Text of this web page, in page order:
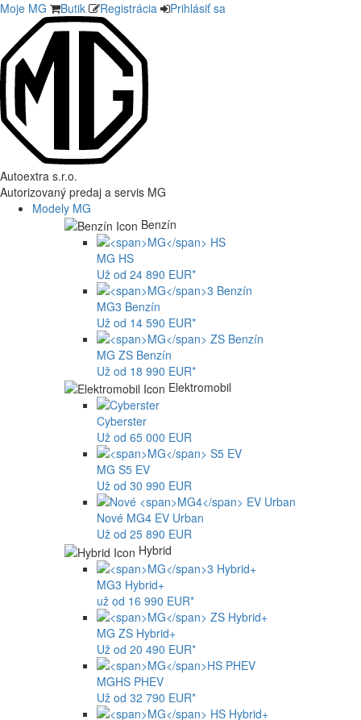
Moje MG Butik Registrácia Prihlásiť sa
Autoextra s.r.o.
Autorizovaný predaj a servis MG
Modely MG
Benzín
MG HS
Už od 24 890 EUR*
MG3 Benzín
Už od 14 590 EUR*
MG ZS Benzín
Už od 18 990 EUR*
Elektromobil
Cyberster
Už od 65 000 EUR
MG S5 EV
Už od 30 990 EUR
Nové MG4 EV Urban
Už od 25 890 EUR
Hybrid
MG3 Hybrid+
už od 16 990 EUR*
MG ZS Hybrid+
Už od 20 490 EUR*
MGHS PHEV
Už od 32 790 EUR*